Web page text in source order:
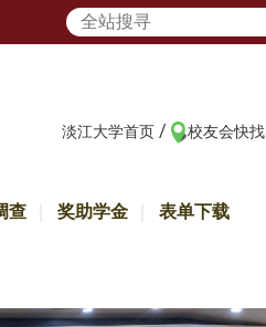
淡江大学首页 / 校友会快找
查 奖助学金 表单下载